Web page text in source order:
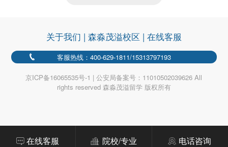
关于我们 | 森淼茂溢校区 | 在线客服
客服热线：400-629-1811/15313797193
京ICP备16065535号-1 | 公安局备案号：11010502039626 All
rights reserved 森淼茂溢留学 版权所有
在线客服 院校/专业 电话咨询